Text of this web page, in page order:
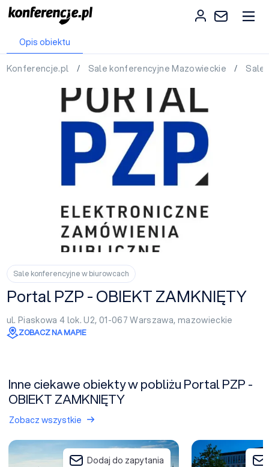
Opis obiektu
Konferencje.pl / Sale konferencyjne Mazowieckie / Sale
Sale konferencyjne w biurowcach
Portal PZP - OBIEKT ZAMKNIĘTY
ul. Piaskowa 4 lok. U2, 01-067Warszawa, mazowieckie
ZOBACZ NA MAPIE
Inne ciekawe obiekty w pobliżu Portal PZP -
OBIEKT ZAMKNIĘTY
Zobacz wszystkie
Warsaw Experience Center
Dodaj do zapytania
Focus Hotel